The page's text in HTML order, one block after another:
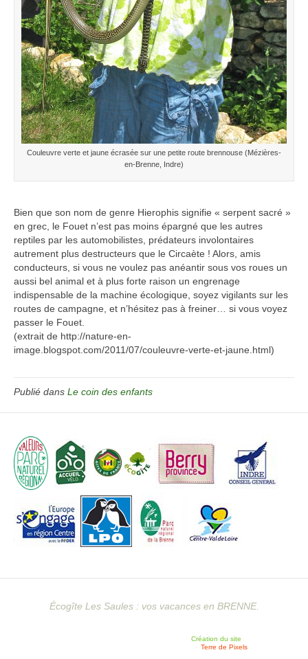
Couleuvre verte et jaune écrasée sur une petite route brennouse (Mézières-
en-Brenne, Indre)
Bien que son nom de genre Hierophis signifie « serpent sacré »
en grec, le Fouet n’est pas moins épargné que les autres
reptiles par les automobilistes, prédateurs involontaires
autrement plus destructeurs que le Circaète ! Alors, amis
conducteurs, si vous ne voulez pas anéantir sous vos roues un
aussi bel animal et à plus forte raison un engrenage
indispensable de la machine écologique, soyez vigilants sur les
routes de campagne, et n’hésitez pas à freiner… si vous voyez
passer le Fouet.
(extrait de http://nature-en-
image.blogspot.com/2011/07/couleuvre-verte-et-jaune.html)
Publié dans Le coin des enfants
Écogîte Les Saules : vos vacances en BRENNE.
Création du site
Terre de Pixels